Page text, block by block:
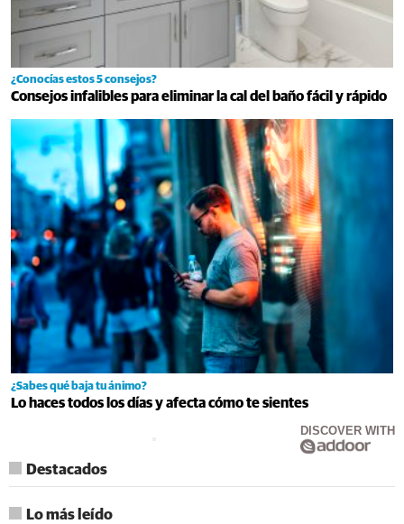
¿Conocías estos 5 consejos?
Consejos infalibles para eliminar la cal del baño fácil y rápido
¿Sabes qué baja tu ánimo?
Lo haces todos los días y afecta cómo te sientes
DISCOVER WITH
Destacados
Lo más leído